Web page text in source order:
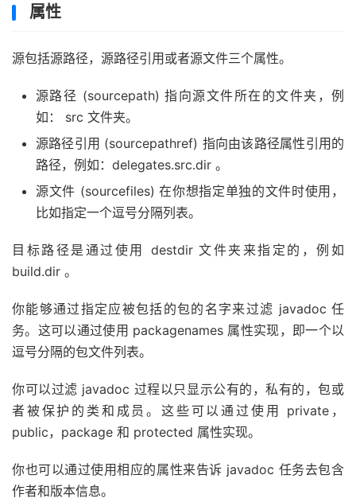
属性
源包括源路径，源路径引用或者源文件三个属性。
源路径 (sourcepath) 指向源文件所在的文件夹，例
如： src 文件夹。
源路径引用 (sourcepathref) 指向由该路径属性引用的
路径，例如：delegates.src.dir 。
源文件 (sourcefiles) 在你想指定单独的文件时使用，
比如指定一个逗号分隔列表。
目标路径是通过使用 destdir 文件夹来指定的，例如
build.dir 。
你能够通过指定应被包括的包的名字来过滤 javadoc 任
务。这可以通过使用 packagenames 属性实现，即一个以
逗号分隔的包文件列表。
你可以过滤 javadoc 过程以只显示公有的，私有的，包或
者被保护的类和成员。这些可以通过使用 private，
public，package 和 protected 属性实现。
你也可以通过使用相应的属性来告诉 javadoc 任务去包含
作者和版本信息。